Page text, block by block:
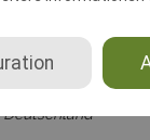
Schega